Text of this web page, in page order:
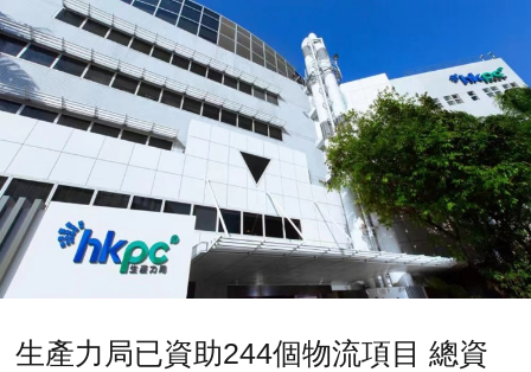
生產力局已資助244個物流項目 總資